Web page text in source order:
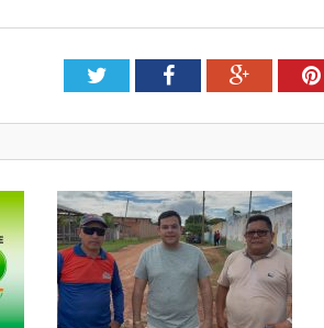
TwitterFacebookGoogle+